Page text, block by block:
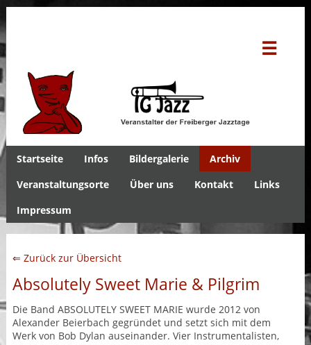
☰
Startseite Infos Bildergalerie
Archiv
Veranstaltungsorte
Über uns Kontakt
Links
Impressum
⇐ Zurück zur Übersicht
Absolutely Sweet Marie & Pilgrim
Die Band ABSOLUTELY SWEET MARIE wurde 2012 von
Alexander Beierbach gegründet und setzt sich mit dem
Werk von Bob Dylan auseinander. Vier Instrumentalisten,